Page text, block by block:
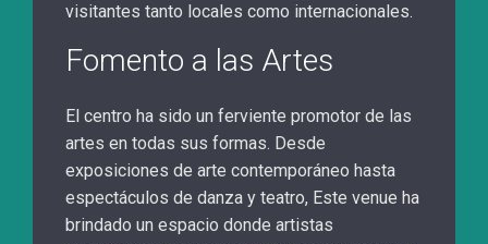
visitantes tanto locales como internacionales.
Fomento a las Artes
El centro ha sido un ferviente promotor de las
artes en todas sus formas. Desde
exposiciones de arte contemporáneo hasta
espectáculos de danza y teatro, Este venue ha
brindado un espacio donde artistas